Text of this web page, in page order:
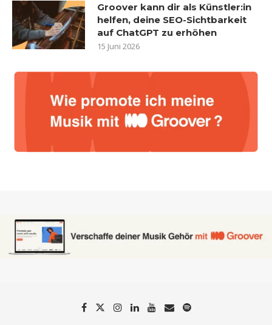
Groover kann dir als Künstler:in
helfen, deine SEO-Sichtbarkeit
auf ChatGPT zu erhöhen
15 Juni 2026